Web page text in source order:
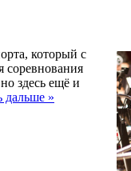
который с
соревнования
здесь ещё и
дальше »